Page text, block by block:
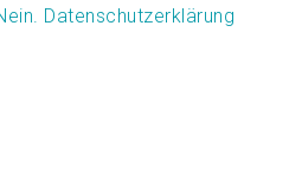
Datenschutzerklärung